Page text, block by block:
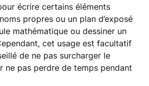
écrire certains éléments
propres ou un plan d’exposé
mathématique ou dessiner un
cet usage est facultatif
de ne pas surcharger le
ne pas perdre de temps pendant